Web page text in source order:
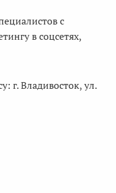
с
в соцсетях,
г. Владивосток, ул.